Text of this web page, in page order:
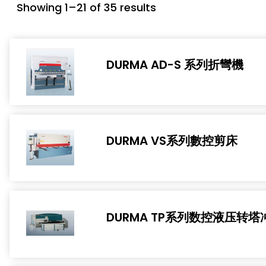
Showing 1–21 of 35 results
DURMA AD-S 系列折彎機
DURMA VS系列數控剪床
DURMA TP系列数控液压转塔